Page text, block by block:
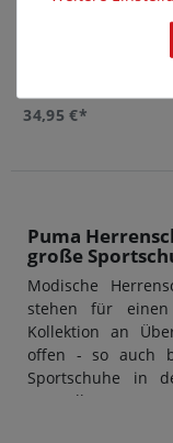
pedag - VIVA SPORT -
34,95 €*
Puma
große
Modische
stehen für
Kollektion an
offen - so auch
Sportschuhe in
Hersteller-